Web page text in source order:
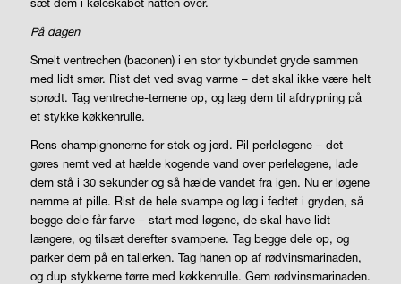
På dagen
Smelt ventrechen (baconen) i en stor tykbundet gryde sammen
med lidt smør. Rist det ved svag varme – det skal ikke være helt
sprødt. Tag ventreche-ternene op, og læg dem til afdrypning på
et stykke køkkenrulle.
Rens champignonerne for stok og jord. Pil perleløgene – det
gøres nemt ved at hælde kogende vand over perleløgene, lade
dem stå i 30 sekunder og så hælde vandet fra igen. Nu er løgene
nemme at pille. Rist de hele svampe og løg i fedtet i gryden, så
begge dele får farve – start med løgene, de skal have lidt
længere, og tilsæt derefter svampene. Tag begge dele op, og
parker dem på en tallerken. Tag hanen op af rødvinsmarinaden,
og dup stykkerne tørre med køkkenrulle. Gem rødvinsmarinaden.